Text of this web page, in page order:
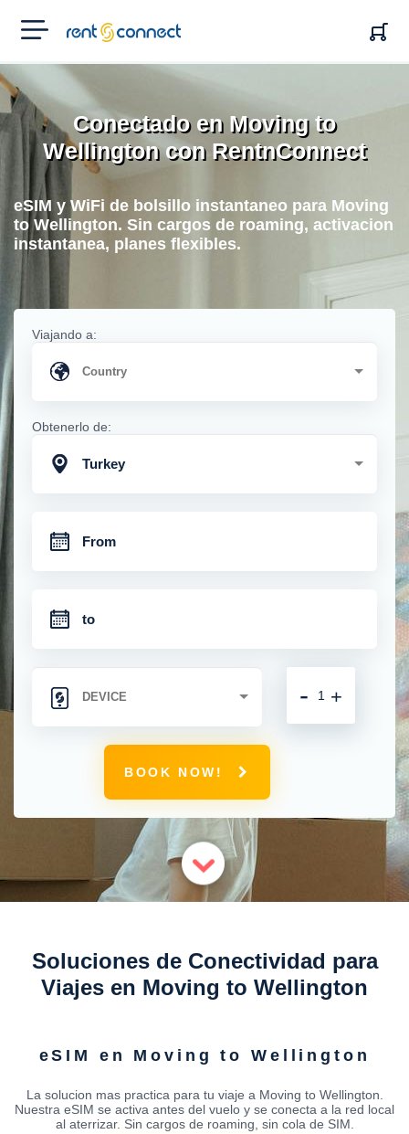
RENT'N
CONNECT
Conectado en Moving to
Wellington con RentnConnect
eSIM y WiFi de bolsillo instantaneo para Moving
to Wellington. Sin cargos de roaming, activacion
instantanea, planes flexibles.
Viajando a:
Obtenerlo de:
Turkey
+
-
BOOK NOW!
Soluciones de Conectividad para
Viajes en Moving to Wellington
eSIM en Moving to Wellington
La solucion mas practica para tu viaje a Moving to Wellington.
Nuestra eSIM se activa antes del vuelo y se conecta a la red local
al aterrizar. Sin cargos de roaming, sin cola de SIM.